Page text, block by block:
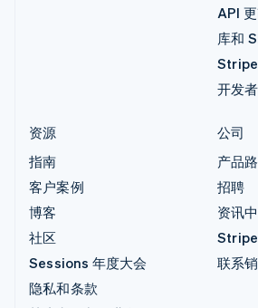
API
库和
开发
资源
指南
客户案例
博客
社区
Sessions 年度大会
隐私和条款
公司
产品
招聘
资讯
联系